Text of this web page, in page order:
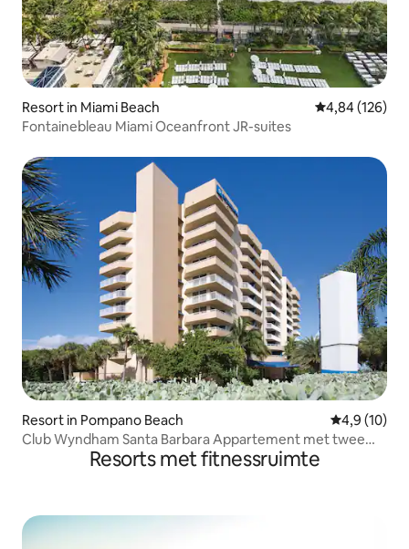
Resort in Miami Beach Gemiddelde
4,84 (126)
Fontainebleau Miami Oceanfront JR-suites
Resort in Pompano Beach
4,9 (10)
Club Wyndham Santa Barbara Appartement met twee
slaapkamersResorts met fitnessruimte